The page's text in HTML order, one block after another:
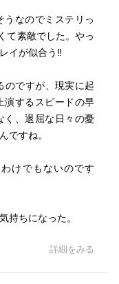
うなのでミステリっ
て素敵でした。やっ
イが似合う‼
のですが、現実に起
演するスピードの早
く、退屈な日々の憂
ですね。
けでもないのです
持ちになった。
詳細をみる